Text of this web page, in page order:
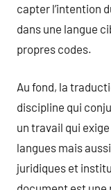
capter l’intention
dans une langue
propres codes.
Au fond, la
discipline qui
un travail qui
langues mais
juridiques et